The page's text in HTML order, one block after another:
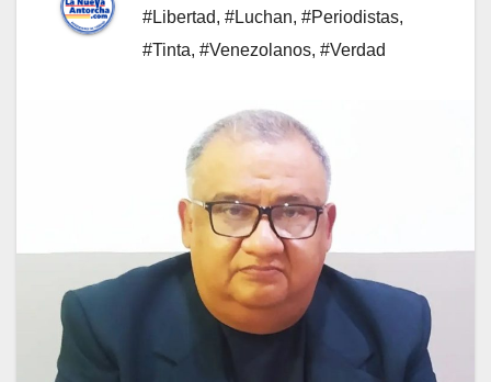
#Libertad, #Luchan, #Periodistas,
#Tinta, #Venezolanos, #Verdad